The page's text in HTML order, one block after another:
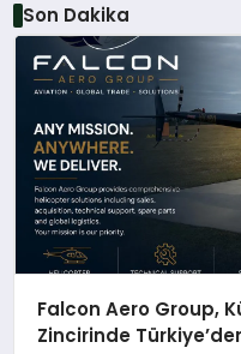
Son Dakika
Falcon Aero Group,
Zincirinde